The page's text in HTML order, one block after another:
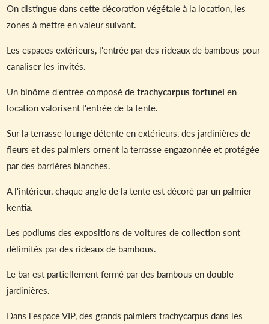
On distingue dans cette décoration végétale à la location, les
zones à mettre en valeur suivant.
Les espaces extérieurs, l'entrée par des rideaux de bambous pour
canaliser les invités.
Un binôme d'entrée composé detrachycarpus fortunei en
location valorisent l'entrée de la tente.
Sur la terrasse lounge détente en extérieurs, des jardinières de
fleurs et des palmiers ornent la terrasse engazonnée et protégée
par des barrières blanches.
A l'intérieur, chaque angle de la tente est décoré par un palmier
kentia.
Les podiums des expositions de voitures de collection sont
délimités par des rideaux de bambous.
Le bar est partiellement fermé par des bambous en double
jardinières.
Dans l'espace VIP, des grands palmiers trachycarpus dans les